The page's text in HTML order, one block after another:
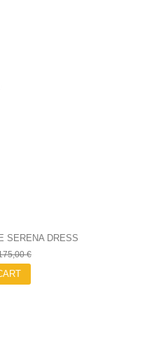
SERENA DRESS
€